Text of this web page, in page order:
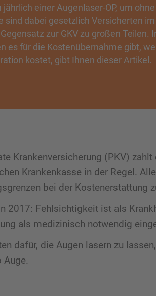
einer Augenlaser-OP, um
sind dabei gesetzlich Versicherten
zur GKV zu großen Teilen.
es für die Kostenübernahme gibt,
kostet, gibt Ihnen dieser Artikel.
Krankenversicherung (PKV)
Krankenkasse in der Regel.
bei der Kostenerstattung
2017: Fehlsichtigkeit ist als
als medizinisch notwendig
dafür, die Augen lasern zu
Auge.